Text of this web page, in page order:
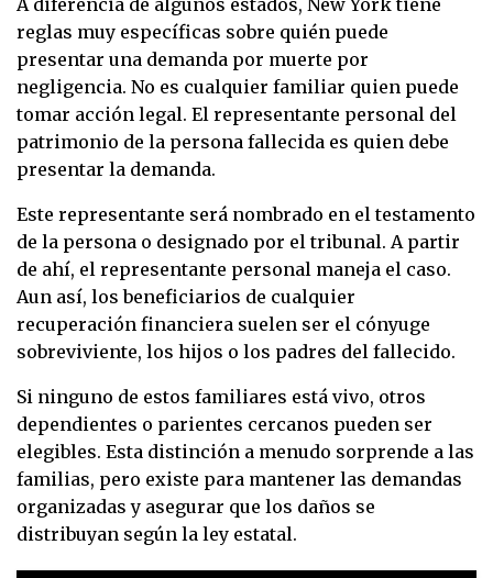
A diferencia de algunos estados, New York tiene
reglas muy específicas sobre quién puede
presentar una demanda por muerte por
negligencia. No es cualquier familiar quien puede
tomar acción legal. El representante personal del
patrimonio de la persona fallecida es quien debe
presentar la demanda.
Este representante será nombrado en el testamento
de la persona o designado por el tribunal. A partir
de ahí, el representante personal maneja el caso.
Aun así, los beneficiarios de cualquier
recuperación financiera suelen ser el cónyuge
sobreviviente, los hijos o los padres del fallecido.
Si ninguno de estos familiares está vivo, otros
dependientes o parientes cercanos pueden ser
elegibles. Esta distinción a menudo sorprende a las
familias, pero existe para mantener las demandas
organizadas y asegurar que los daños se
distribuyan según la ley estatal.